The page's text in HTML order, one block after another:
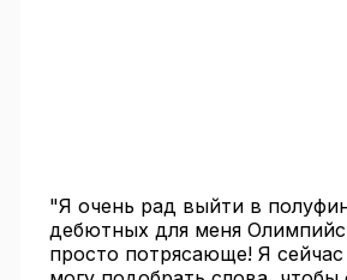
"Я очень рад выйти в
дебютных для меня
просто потрясающе! Я